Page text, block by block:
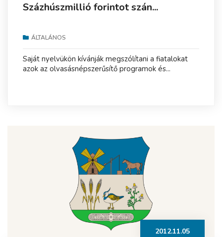
Százhúszmillió forintot szán...
ÁLTALÁNOS
Saját nyelvükön kívánják megszólítani a fiatalokat
azok az olvasásnépszerűsítő programok és...
2012.11.05